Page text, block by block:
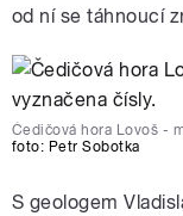
od ní se táhnoucí
Čedičová hora Lovoš -
foto: Petr Sobotka
S geologem